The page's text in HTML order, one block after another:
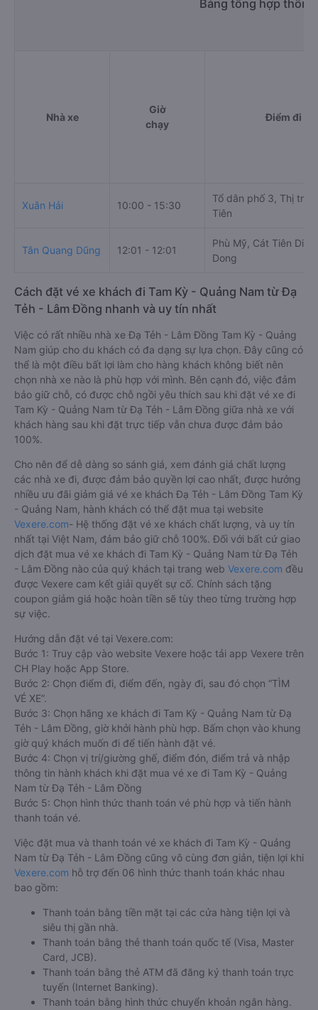
Bảng tổng hợp
Nhà xe
Giờ
chạy
Điểm đi
Xuân Hải 10:00 - 15:30
Tổ dân phố 3, Thị trấn
Tiên
Tân Quang Dũng 12:01 - 12:01
Phù Mỹ, Cát Tiên
Dong
Cách đặt vé xe khách đi Tam Kỳ - Quảng Nam từ Đạ
Tẻh - Lâm Đồng nhanh và uy tín nhất
Việc có rất nhiều nhà xe Đạ Tẻh - Lâm Đồng Tam Kỳ - Quảng
Nam giúp cho du khách có đa dạng sự lựa chọn. Đây cũng có
thể là một điều bất lợi làm cho hàng khách không biết nên
chọn nhà xe nào là phù hợp với mình. Bên cạnh đó, việc đảm
bảo giữ chỗ, có được chỗ ngồi yêu thích sau khi đặt vé xe đi
Tam Kỳ - Quảng Nam từ Đạ Tẻh - Lâm Đồng giữa nhà xe với
khách hàng sau khi đặt trực tiếp vẫn chưa được đảm bảo
100%.
Cho nên để dễ dàng so sánh giá, xem đánh giá chất lượng
các nhà xe đi, được đảm bảo quyền lợi cao nhất, được hưởng
nhiều ưu đãi giảm giá vé xe khách Đạ Tẻh - Lâm Đồng Tam Kỳ
- Quảng Nam, hành khách có thể đặt mua tại website
Vexere.com- Hệ thống đặt vé xe khách chất lượng, và uy tín
nhất tại Việt Nam, đảm bảo giữ chỗ 100%. Đối với bất cứ giao
dịch đặt mua vé xe khách đi Tam Kỳ - Quảng Nam từ Đạ Tẻh
- Lâm Đồng nào của quý khách tại trang web Vexere.com đều
được Vexere cam kết giải quyết sự cố. Chính sách tặng
coupon giảm giá hoặc hoàn tiền sẽ tùy theo từng trường hợp
sự việc.
Hướng dẫn đặt vé tại Vexere.com:
Bước 1: Truy cập vào website Vexere hoặc tải app Vexere trên
CH Play hoặc App Store.
Bước 2: Chọn điểm đi, điểm đến, ngày đi, sau đó chọn “TÌM
VÉ XE”.
Bước 3: Chọn hãng xe khách đi Tam Kỳ - Quảng Nam từ Đạ
Tẻh - Lâm Đồng, giờ khởi hành phù hợp. Bấm chọn vào khung
giờ quý khách muốn đi để tiến hành đặt vé.
Bước 4: Chọn vị trí/giường ghế, điểm đón, điểm trả và nhập
thông tin hành khách khi đặt mua vé xe đi Tam Kỳ - Quảng
Nam từ Đạ Tẻh - Lâm Đồng
Bước 5: Chọn hình thức thanh toán vé phù hợp và tiến hành
thanh toán vé.
Việc đặt mua và thanh toán vé xe khách đi Tam Kỳ - Quảng
Nam từ Đạ Tẻh - Lâm Đồng cũng vô cùng đơn giản, tiện lợi khi
Vexere.com hỗ trợ đến 06 hình thức thanh toán khác nhau
bao gồm:
Thanh toán bằng tiền mặt tại các cửa hàng tiện lợi và
siêu thị gần nhà.
Thanh toán bằng thẻ thanh toán quốc tế (Visa, Master
Card, JCB).
Thanh toán bằng thẻ ATM đã đăng ký thanh toán trực
tuyến (Internet Banking).
Thanh toán bằng hình thức chuyển khoản ngân hàng.